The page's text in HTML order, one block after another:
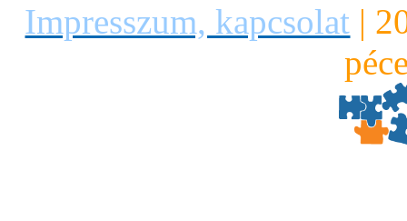
Impresszum, kapcsolat |